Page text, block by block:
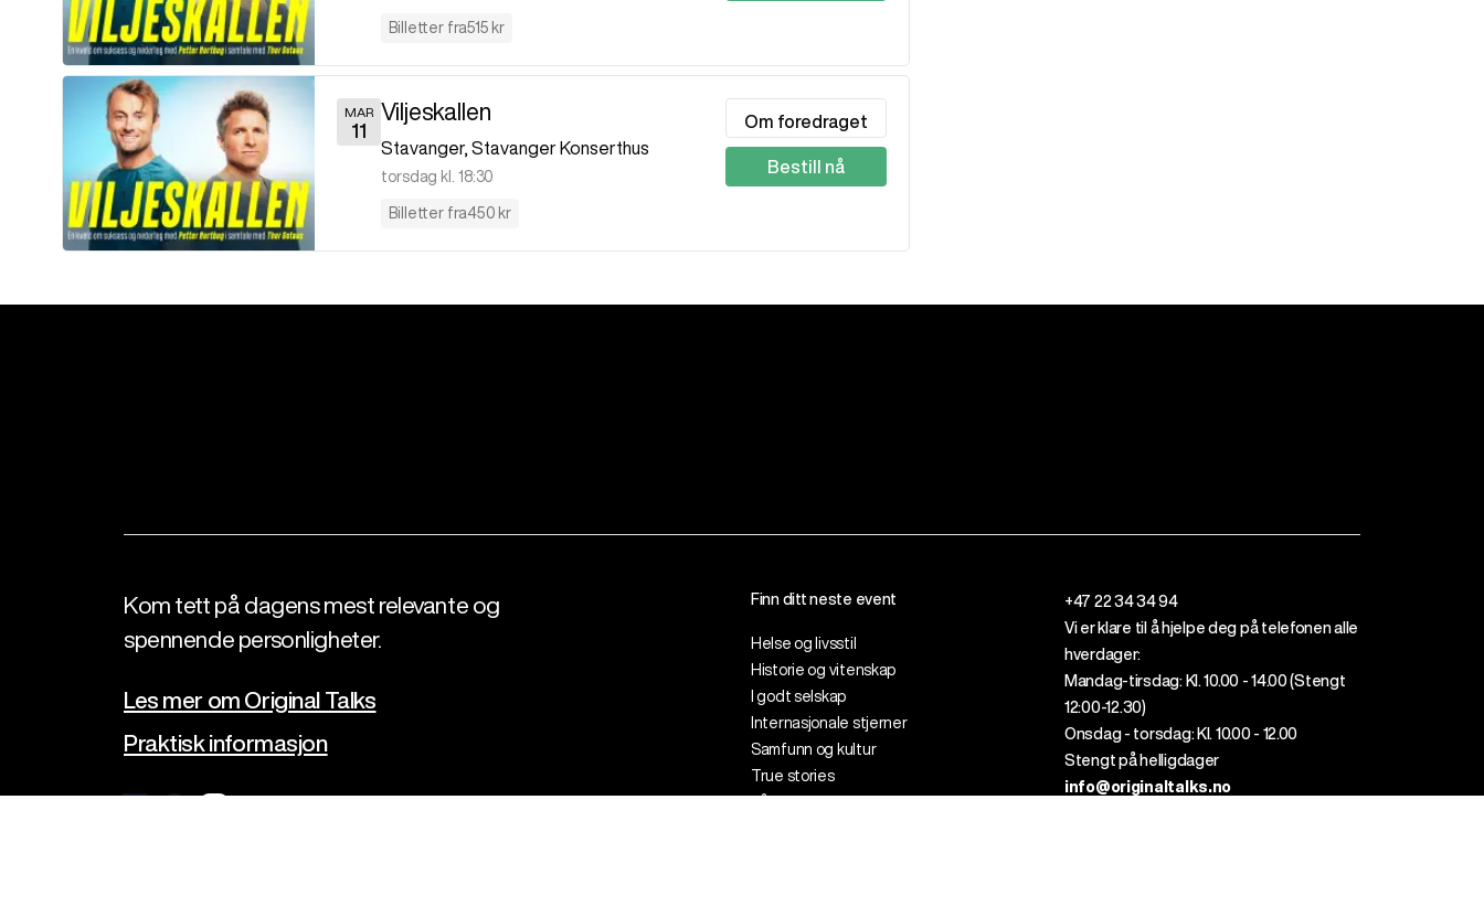
Billetter fra515 kr
MAR
11
Viljeskallen
Stavanger, Stavanger Konserthus
torsdag kl. 18:30
Billetter fra450 kr
Om foredraget
Bestill nå
Kom tett på dagens mest relevante og
spennende personligheter.
Les mer om Original Talks
Praktisk informasjon
Finn ditt neste event
Helse og livsstil
Historie og vitenskap
I godt selskap
Internasjonale stjerner
Samfunn og kultur
True stories
+47 22 34 34 94
Vi er klare til å hjelpe deg på telefonen alle
hverdager:
Mandag-tirsdag: Kl. 10.00 - 14.00 (Stengt
12:00-12.30)
Onsdag - torsdag: Kl. 10.00 - 12.00
Stengt på helligdager
info@originaltalks.no